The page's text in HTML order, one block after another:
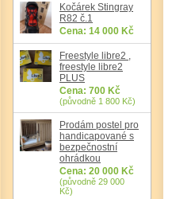
Kočárek Stingray
R82 č.1
Cena: 14 000 Kč
Freestyle libre2 ,
freestyle libre2
PLUS
Cena: 700 Kč
(původně 1 800 Kč)
Prodám postel pro
handicapované s
bezpečnostní
ohrádkou
Cena: 20 000 Kč
(původně 29 000
Kč)